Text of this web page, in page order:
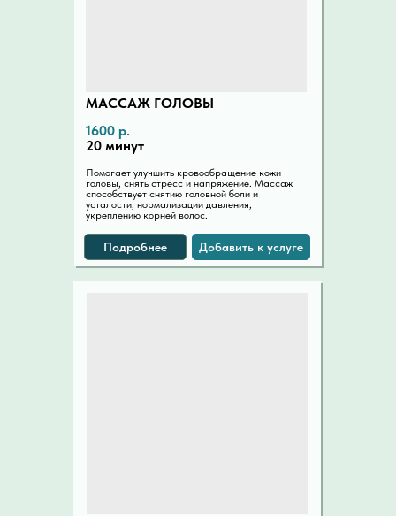
МАССАЖ ГОЛОВЫ
Помогает улучшить кровообращение кожи
головы, снять стресс и напряжение. Массаж
способствует снятию головной боли и
усталости, нормализации давления,
укреплению корней волос.
1600 р.
Добавить к услуге
Подробнее
20 минут